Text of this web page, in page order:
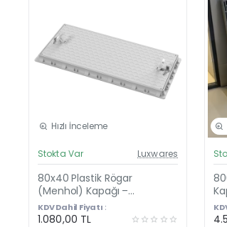
Hızlı İnceleme
Yeni Ürün
Stokta Var Luxwares
80x40 Plastik Rögar
(Menhol) Kapağı –
Çerçeveli, El Tutamaklı
Dikdörtgen Kapak
KDV Dahil Fiyatı :
1.080,00 TL